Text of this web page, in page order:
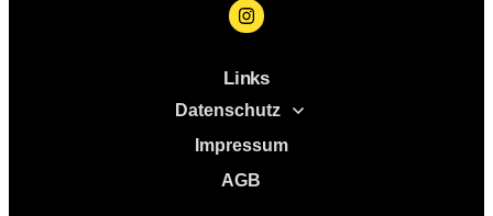
Links
Datenschutz
Impressum
AGB